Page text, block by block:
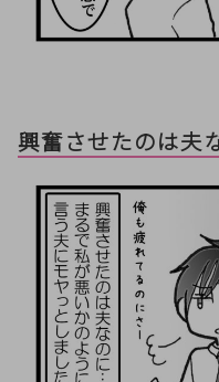
興奮させたのは夫